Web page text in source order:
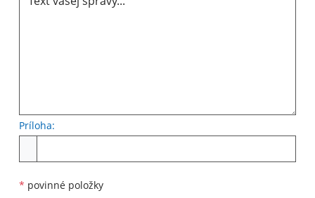
Príloha:
* povinné položky